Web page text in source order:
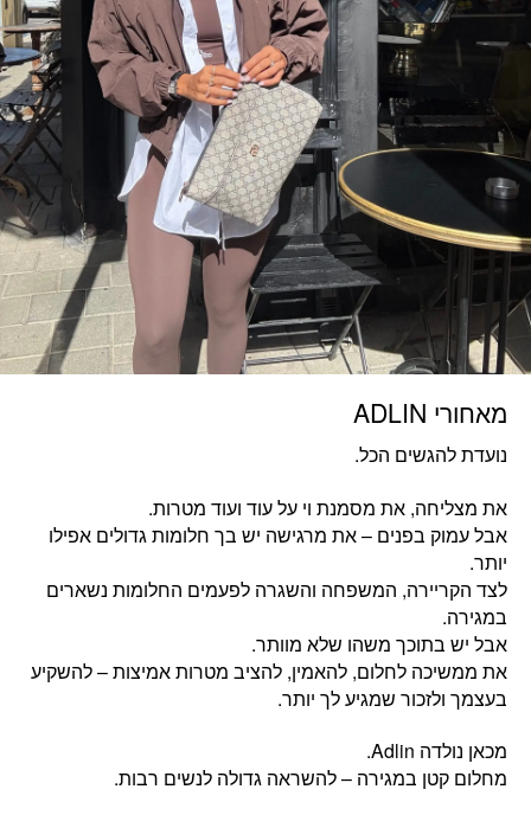
מאחורי ADLIN
נועדת להגשים הכל.
את מצליחה, את מסמנת וי על עוד ועוד מטרות.
אבל עמוק בפנים – את מרגישה יש בך חלומות גדולים אפילו
יותר.
לצד הקריירה, המשפחה והשגרה לפעמים החלומות נשארים
במגירה.
אבל יש בתוכך משהו שלא מוותר.
את ממשיכה לחלום, להאמין, להציב מטרות אמיצות – להשקיע
בעצמך ולזכור שמגיע לך יותר.
מכאן נולדה Adlin.
מחלום קטן במגירה – להשראה גדולה לנשים רבות.